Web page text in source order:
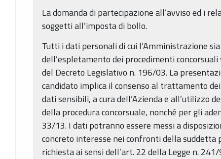
La domanda di partecipazione all’avviso ed i
soggetti all’imposta di bollo.
Tutti i dati personali di cui l’Amministrazione
dell’espletamento dei procedimenti
del Decreto Legislativo n. 196/03. La
candidato implica il consenso al trattamento
dati sensibili, a cura dell’Azienda e all’utilizzo
della procedura concorsuale, nonché per gli
33/13. I dati potranno essere messi a
concreto interesse nei confronti della suddetta
richiesta ai sensi dell’art. 22 della Legge n.